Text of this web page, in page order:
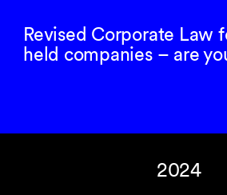
Revised Corporate Law
held companies – are
2024